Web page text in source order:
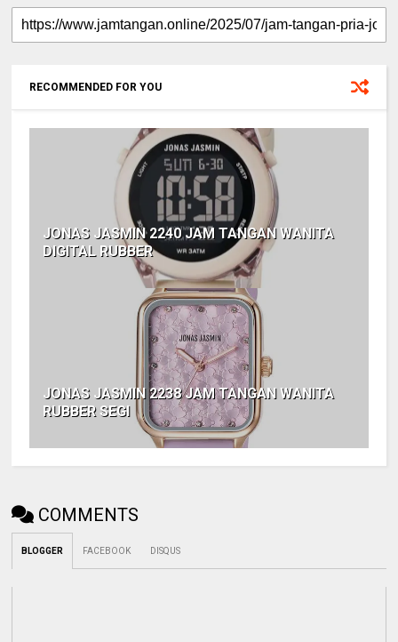
RECOMMENDED FOR YOU
JONAS JASMIN 2240 JAM TANGAN WANITA
DIGITAL RUBBER
JONAS JASMIN 2238 JAM TANGAN WANITA
RUBBER SEGI
COMMENTS
BLOGGER FACEBOOK DISQUS